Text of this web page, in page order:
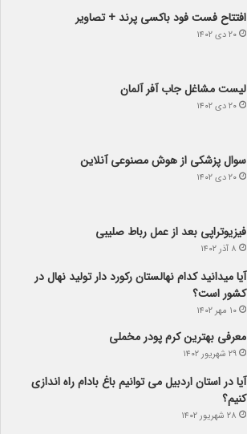
افتتاح فست فود باکسی پرند + تصاویر
۲۰ دی ۱۴۰۲
لیست مشاغل جاب آفر آلمان
۲۰ دی ۱۴۰۲
سوال پزشکی از هوش مصنوعی آنلاین
۲۰ دی ۱۴۰۲
فیزیوتراپی بعد از عمل رباط صلیبی
۸ آذر ۱۴۰۲
آیا می­دانید کدام نهالستان رکورد دار تولید نهال­ در
کشور است؟
۱۰ مهر ۱۴۰۲
معرفی بهترین کرم پودر مخملی
۲۹ شهریور ۱۴۰۲
آیا در استان اردبیل می توانیم باغ بادام راه اندازی
کنیم؟
۲۸ شهریور ۱۴۰۲